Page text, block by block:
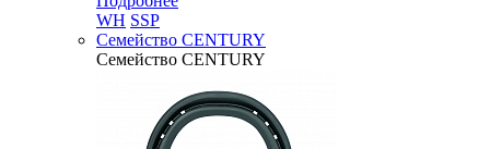
WH SSP
Семейство CENTURY
Семейство CENTURY